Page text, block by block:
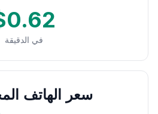
في الدقيقة
سعر الهاتف